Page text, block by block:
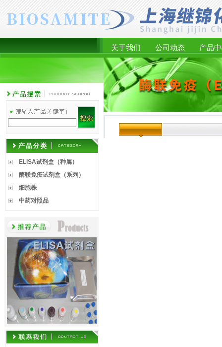
关于我们 公司动态 产品
ELISA试剂盒（种属）
酶联免疫试剂盒（系列）
细胞株
中药对照品